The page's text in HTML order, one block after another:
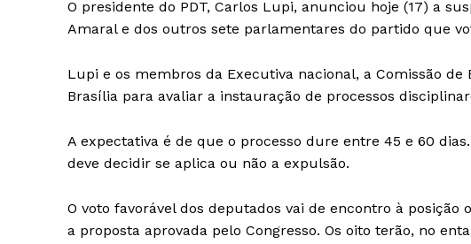
O presidente do PDT, Carlos Lupi, anunciou hoje (17) a
Amaral e dos outros sete parlamentares do partido que
Lupi e os membros da Executiva nacional, a Comissão
Brasília para avaliar a instauração de processos
A expectativa é de que o processo dure entre 45 e 60
deve decidir se aplica ou não a expulsão.
O voto favorável dos deputados vai de encontro à
a proposta aprovada pelo Congresso. Os oito terão, no